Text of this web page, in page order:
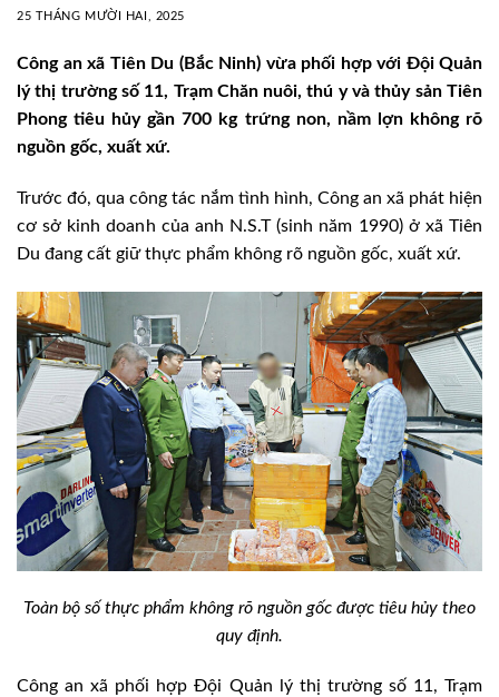
25 THÁNG MƯỜI HAI, 2025
Công an xã Tiên Du (Bắc Ninh) vừa phối hợp với Đội Quản
lý thị trường số 11, Trạm Chăn nuôi, thú y và thủy sản Tiên
Phong tiêu hủy gần 700 kg trứng non, nầm lợn không rõ
nguồn gốc, xuất xứ.
Trước đó, qua công tác nắm tình hình, Công an xã phát hiện
cơ sở kinh doanh của anh N.S.T (sinh năm 1990) ở xã Tiên
Du đang cất giữ thực phẩm không rõ nguồn gốc, xuất xứ.
Toàn bộ số thực phẩm không rõ nguồn gốc được tiêu hủy theo
quy định.
Công an xã phối hợp Đội Quản lý thị trường số 11, Trạm